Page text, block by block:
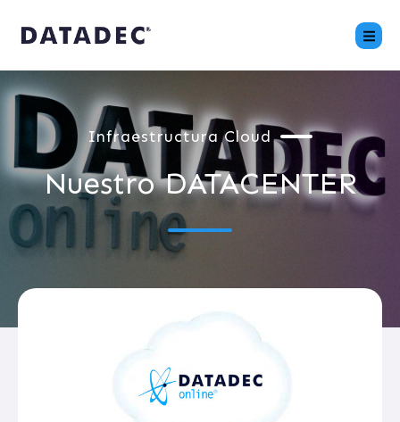
Infraestructura Cloud
Nuestro DATACENTER